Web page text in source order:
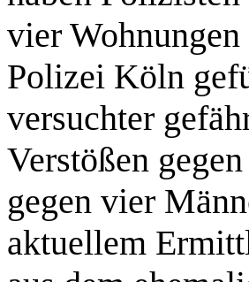
vier
Polizei Köln
versuchter
Verstößen
gegen vier
aktuellem